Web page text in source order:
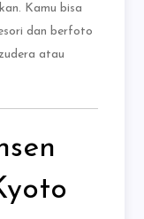
Kamu bisa
dan berfoto
atau